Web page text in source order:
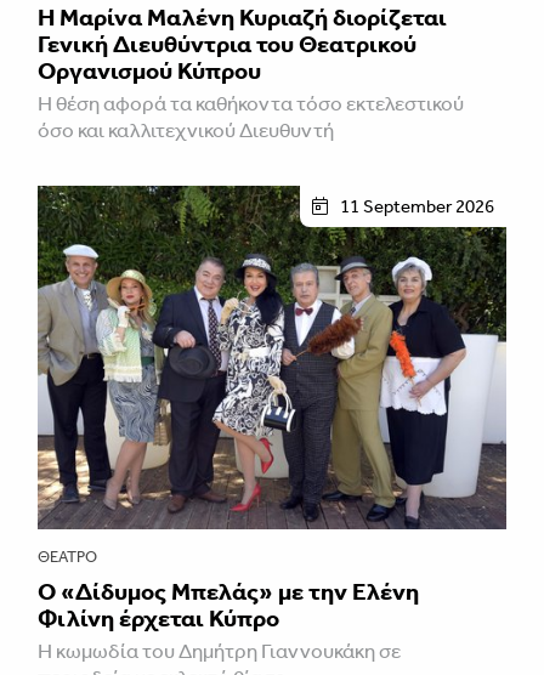
Η Μαρίνα Μαλένη Κυριαζή διορίζεται
Γενική Διευθύντρια του Θεατρικού
Οργανισμού Κύπρου
Η θέση αφορά τα καθήκοντα τόσο εκτελεστικού
όσο και καλλιτεχνικού Διευθυντή
11 September 2026
ΘΈΑΤΡΟ
Ο «Δίδυμος Μπελάς» με την Ελένη
Φιλίνη έρχεται Κύπρο
Η κωμωδία του Δημήτρη Γιαννουκάκη σε